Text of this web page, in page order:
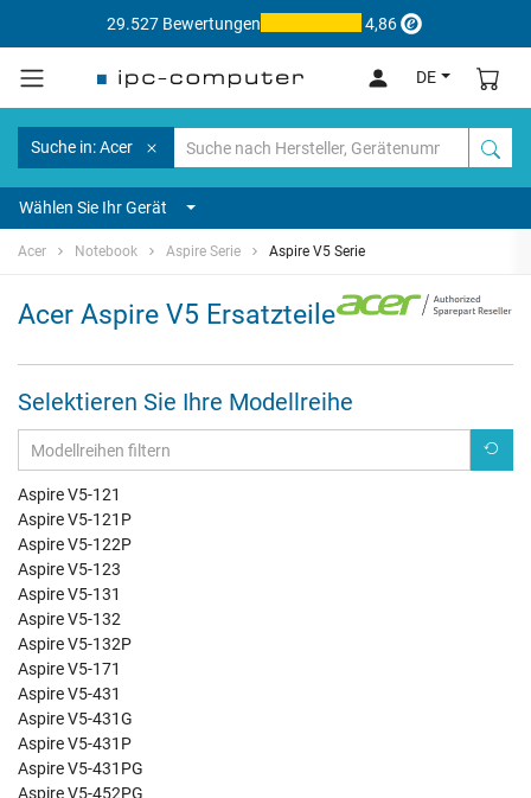
29.527 Bewertungen 4,86
DE
Suche in: Acer
Wählen Sie Ihr Gerät
Acer Notebook Aspire Serie Aspire V5 Serie
Acer Aspire V5 Ersatzteile
Selektieren Sie Ihre Modellreihe
Aspire V5-121
Aspire V5-121P
Aspire V5-122P
Aspire V5-123
Aspire V5-131
Aspire V5-132
Aspire V5-132P
Aspire V5-171
Aspire V5-431
Aspire V5-431G
Aspire V5-431P
Aspire V5-431PG
Aspire V5-452PG